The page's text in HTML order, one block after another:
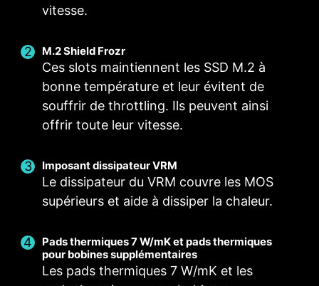
vitesse.
M.2 Shield Frozr
Ces slots maintiennent les SSD M.2 à
bonne température et leur évitent de
souffrir de throttling. Ils peuvent ainsi
offrir toute leur vitesse.
Imposant dissipateur VRM
Le dissipateur du VRM couvre les MOS
supérieurs et aide à dissiper la chaleur.
Pads thermiques 7 W/mK et pads thermiques
pour bobines supplémentaires
Les pads thermiques 7 W/mK et les
POUR DISSIPATEUR
DU PROCESSEUR
POUR WATERBLOCK
Alimentation 3A /
Profils multiples
Enregistrez jusqu'à cinq profils pour répondre à
Ventilateur intelligent et ventilateur manuel
Ventilateur intelligent
température à l'aide des quatre points prévus à
cet effet.
Scénarios utilisateurs
Suivre le mode de MSI Center
fonction du mode sélectionné dans le scénario
utilisateur.